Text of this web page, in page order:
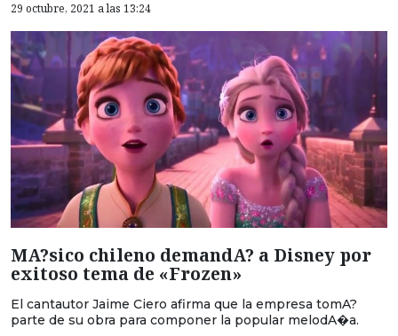
29 octubre, 2021 a las 13:24
MA?sico chileno demandA? a Disney por
exitoso tema de «Frozen»
El cantautor Jaime Ciero afirma que la empresa tomA?
parte de su obra para componer la popular melodA�a.